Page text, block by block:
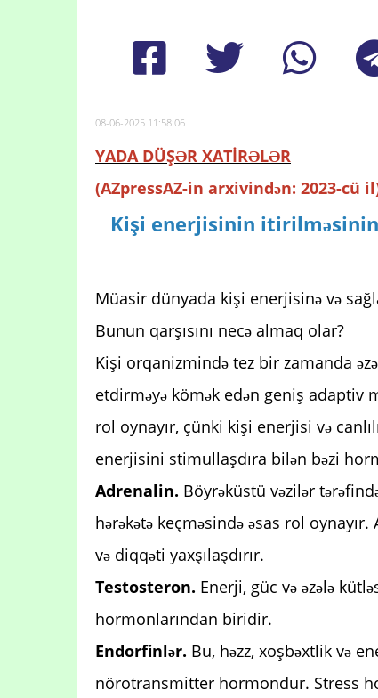
08-06-2025 11:58:06
YADA DÜŞƏR XATİRƏLƏR
(AZpressAZ-in arxivindən: 2023-cü
Kişi enerjisinin itirilməsinin
Müasir dünyada kişi enerjisinə və
Bunun qarşısını necə almaq olar?
Kişi orqanizmində tez bir zamanda
etdirməyə kömək edən geniş
rol oynayır, çünki kişi enerjisi və
enerjisini stimullaşdıra bilən bəzi
Adrenalin. Böyrəküstü vəzilər
hərəkətə keçməsində əsas rol
və diqqəti yaxşılaşdırır.
Testosteron. Enerji, güc və əzələ
hormonlarından biridir.
Endorfinlər. Bu, həzz, xoşbəxtlik və
nörotransmitter hormondur. Stress